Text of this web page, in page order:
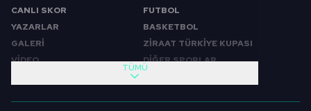
CANLI SKOR
YAZARLAR
GALERİ
VİDEO
FUTBOL
BASKETBOL
ZİRAAT TÜRKİYE KUPASI
DİĞER SPORLAR
TÜMÜ